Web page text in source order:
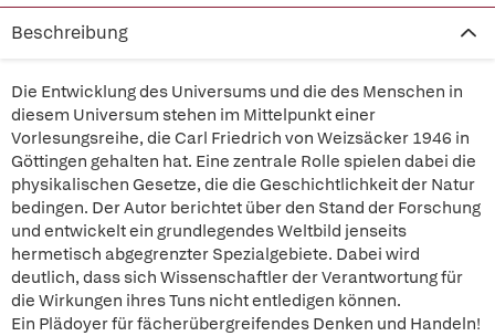
Beschreibung
Die Entwicklung des Universums und die des Menschen in
diesem Universum stehen im Mittelpunkt einer
Vorlesungsreihe, die Carl Friedrich von Weizsäcker 1946 in
Göttingen gehalten hat. Eine zentrale Rolle spielen dabei die
physikalischen Gesetze, die die Geschichtlichkeit der Natur
bedingen. Der Autor berichtet über den Stand der Forschung
und entwickelt ein grundlegendes Weltbild jenseits
hermetisch abgegrenzter Spezialgebiete. Dabei wird
deutlich, dass sich Wissenschaftler der Verantwortung für
die Wirkungen ihres Tuns nicht entledigen können.
Ein Plädoyer für fächerübergreifendes Denken und Handeln!